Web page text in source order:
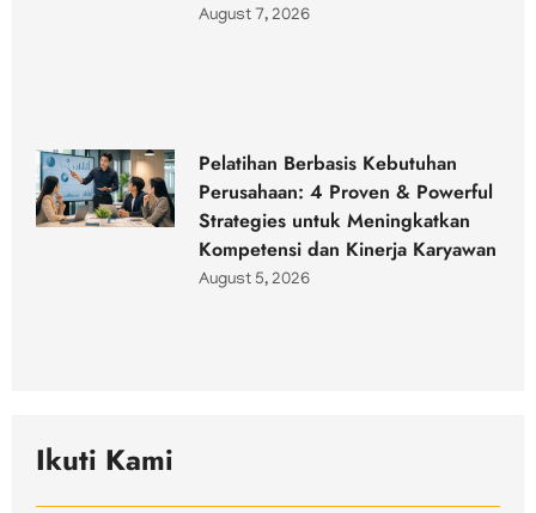
August 7, 2026
Pelatihan Berbasis Kebutuhan
Perusahaan: 4 Proven & Powerful
Strategies untuk Meningkatkan
Kompetensi dan Kinerja Karyawan
August 5, 2026
Ikuti Kami